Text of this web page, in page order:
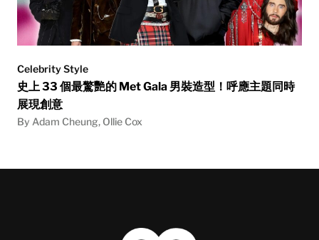
Celebrity Style
史上 33 個最驚艷的 Met Gala 男裝造型！呼應主題同時
展現創意
By Adam Cheung, Ollie Cox